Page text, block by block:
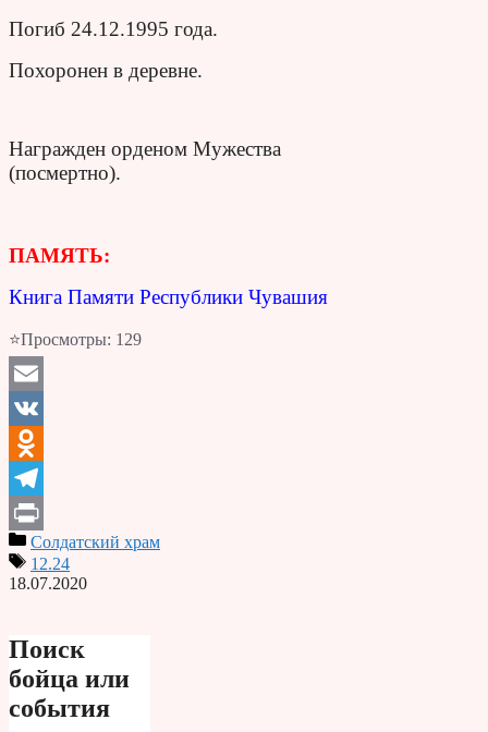
Погиб 24.12.1995 года.
Похоронен в деревне.
Награжден орденом Мужества
(посмертно).
ПАМЯТЬ:
Книга Памяти Республики Чувашия
⭐Просмотры: 129
Email
VK
Odnoklassniki
Telegram
PrintСолдатский храм
12.24
18.07.2020
Поиск
бойца или
события